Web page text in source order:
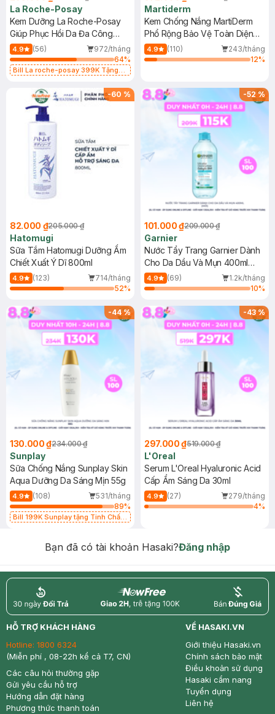
La Roche-Posay
Kem Dưỡng La Roche-Posay
Giúp Phục Hồi Da Đa Công
Dụng 40ml
4.9 (56)
972/tháng
64%
Bill La roche-posay 399K Tặng
(SL có hạn)
Martiderm
Kem Chống Nắng MartiDerm
Phổ Rộng Bảo Vệ Toàn Diện
40ml
4.9 (110)
243/tháng
12%
-60 %
82.000 ₫205.000 ₫
Hatomugi
Sữa Tắm Hatomugi Dưỡng Ẩm
Chiết Xuất Ý Dĩ 800ml
4.9 (123)
714/tháng
52%
-52%
101.000 ₫209.000 ₫
Garnier
Nước Tẩy Trang Garnier Dành
Cho Da Dầu Và Mụn 400ml
(Mới)
4.9 (69)
1.2k/tháng
10%
-44%
130.000 ₫234.000 ₫
Sunplay
Sữa Chống Nắng Sunplay Skin
Aqua Dưỡng Da Sáng Mịn 55g
4.9 (108)
531/tháng
89%
Bill 199K Sunplay tặng Tinh Chất
-43%
297.000 ₫519.000 ₫
L'Oreal
Serum L'Oreal Hyaluronic Acid
Cấp Ẩm Sáng Da 30ml
4.9 (27)
279/tháng
4%
Bạn đã có tài khoản Hasaki?Đăng nhập
return nowfree price
HỖ TRỢ KHÁCH HÀNG
Hotline: 1800 6324
(Miễn phí , 08-22h kể cả T7, CN)
Các câu hỏi thường gặp
Gửi yêu cầu hỗ trợ
Hướng dẫn đặt hàng
Phương thức thanh toán
VỀ HASAKI.VN
Giới thiệu Hasaki.vn
Chính sách bảo mật
Điều khoản sử dụng
Hasaki cẩm nang
Tuyển dụng
Liên hệ